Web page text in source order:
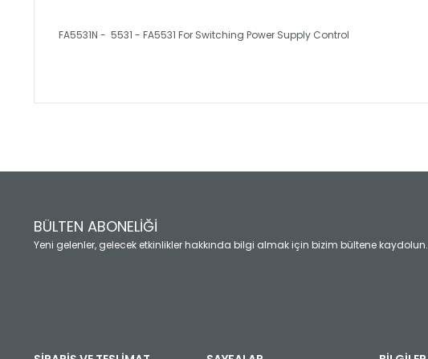
FA5531N - 5531 - FA5531 For Switching Power Supply Control
Ürün açıklamasında eksik bilgiler bulunuyor.
Ürün fiyatı diğer sitelerden daha pahalı.
Bu ürüne benzer farklı alternatifler olmalı.
BÜLTEN ABONELİĞİ
Yeni gelenler, gelecek etkinlikler hakkında bilgi almak için bizim bültene kaydolun.